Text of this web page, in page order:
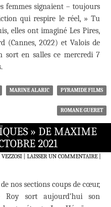
femmes signaient – toujours
qui respire le réel, » Tu
elles ont imaginé Les Pires,
(Cannes, 2022) et Valois de
sort en salles ce mercredi 7
MARINE ALARIC PYRAMIDE FILMS
ROMANE GUERET
» DE MAXIME
2021
LAISSER UN COMMENTAIRE|
nos sections coups de cœur,
Roy sort aujourd’hui son